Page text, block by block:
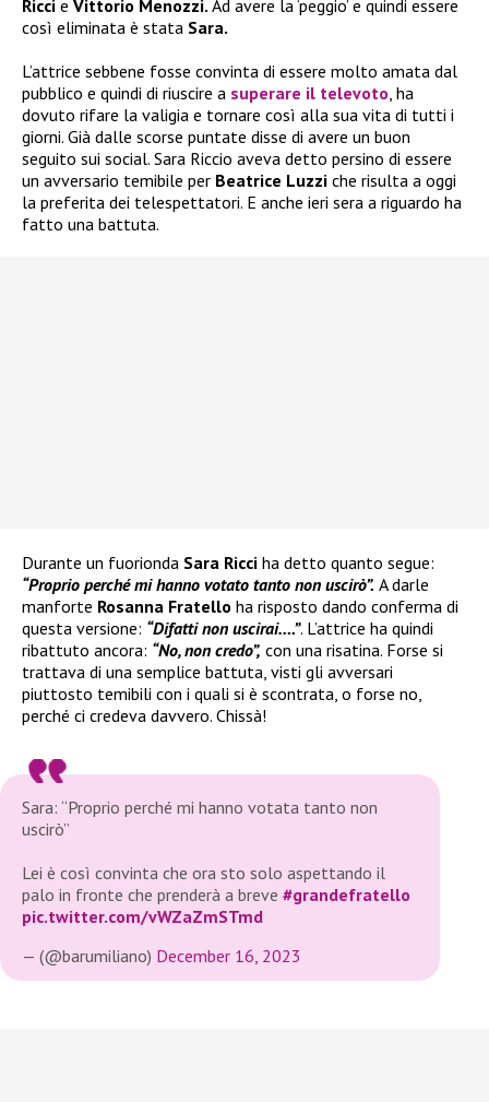
Ricci e Vittorio Menozzi. Ad avere la ‘peggio’ e quindi essere
così eliminata è stata Sara.
L’attrice sebbene fosse convinta di essere molto amata dal
pubblico e quindi di riuscire a superare il televoto, ha
dovuto rifare la valigia e tornare così alla sua vita di tutti i
giorni. Già dalle scorse puntate disse di avere un buon
seguito sui social. Sara Riccio aveva detto persino di essere
un avversario temibile per Beatrice Luzzi che risulta a oggi
la preferita dei telespettatori. E anche ieri sera a riguardo ha
fatto una battuta.
Durante un fuorionda Sara Ricci ha detto quanto segue:
“Proprio perché mi hanno votato tanto non uscirò”. A darle
manforte Rosanna Fratello ha risposto dando conferma di
questa versione: “Difatti non uscirai….”. L’attrice ha quindi
ribattuto ancora: “No, non credo”, con una risatina. Forse si
trattava di una semplice battuta, visti gli avversari
piuttosto temibili con i quali si è scontrata, o forse no,
perché ci credeva davvero. Chissà!
Sara: “Proprio perché mi hanno votata tanto non
uscirò”
Lei è così convinta che ora sto solo aspettando il
palo in fronte che prenderà a breve #grandefratello
pic.twitter.com/vWZaZmSTmd
— (@barumiliano) December 16, 2023